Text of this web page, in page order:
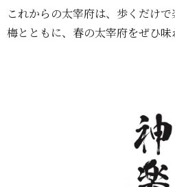
これからの太宰府は、歩くだけで
梅とともに、春の太宰府をぜひ味